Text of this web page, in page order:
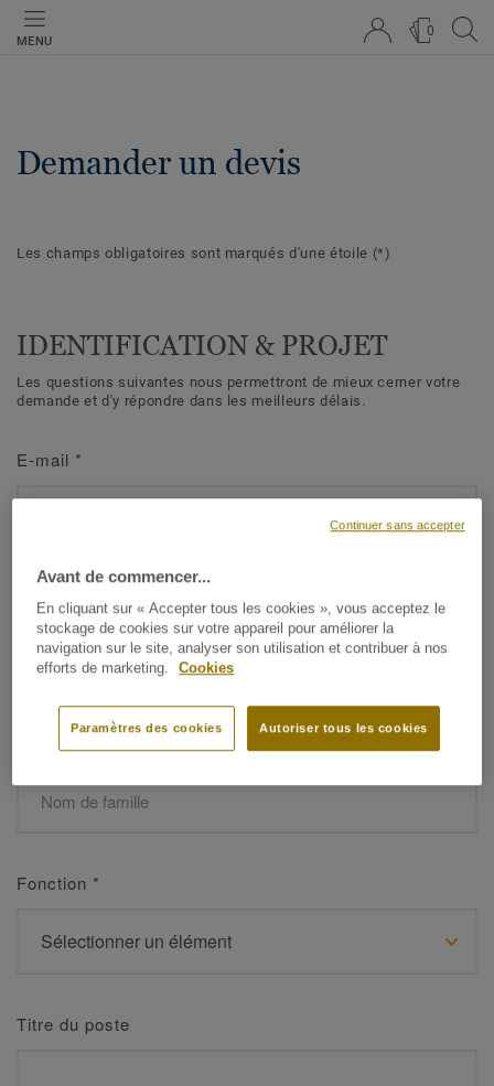
MENU
0
Demander un devis
Les champs obligatoires sont marqués d'une étoile (*)
IDENTIFICATION & PROJET
Les questions suivantes nous permettront de mieux cerner votre
demande et d'y répondre dans les meilleurs délais.
E-mail *
Prénom*
Fonction *
Titre du poste
Avant de commencer...
En cliquant sur « Accepter tous les cookies », vous acceptez le
stockage de cookies sur votre appareil pour améliorer la
navigation sur le site, analyser son utilisation et contribuer à nos
efforts de marketing.
Cookies
Autoriser tous les cookies
Paramètres des cookies
Continuer sans accepter